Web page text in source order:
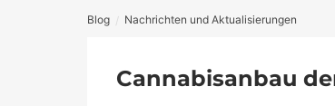
Blog Nachrichten und Aktualisierungen
Cannabisanbau